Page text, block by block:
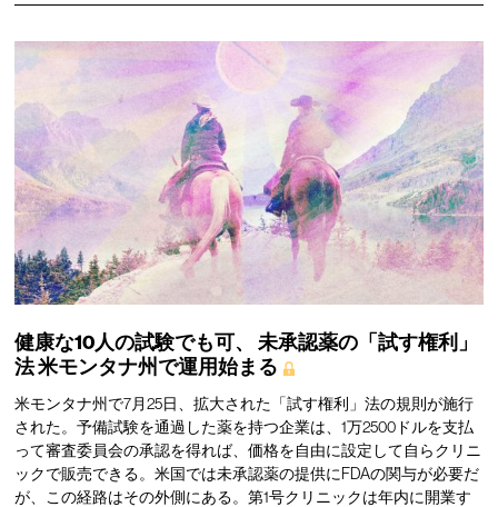
健康な10人の試験でも可、
未承認薬の「試す権利」
法米モンタナ州で運用始まる
米モンタナ州で7月25日、拡大された「試す権利」法の規則が施行
された。予備試験を通過した薬を持つ企業は、1万2500ドルを支払
って審査委員会の承認を得れば、価格を自由に設定して自らクリニ
ックで販売できる。米国では未承認薬の提供にFDAの関与が必要だ
が、この経路はその外側にある。第1号クリニックは年内に開業す